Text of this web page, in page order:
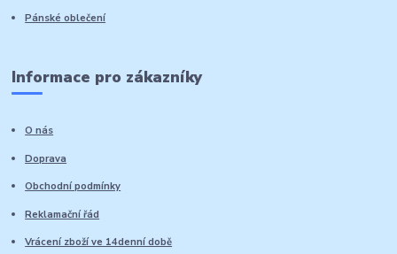
Pánské oblečení
Informace pro zákazníky
O nás
Doprava
Obchodní podmínky
Reklamační řád
Vrácení zboží ve 14denní době